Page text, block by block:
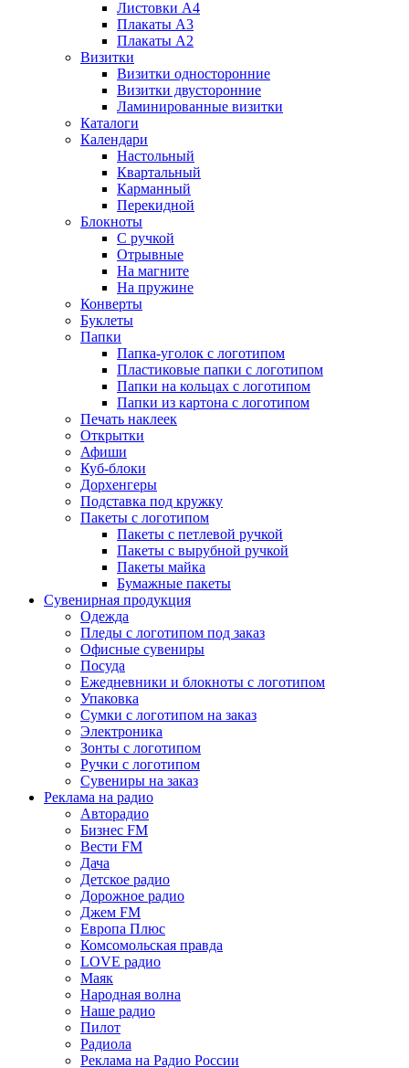
Листовки А4
Плакаты А3
Плакаты А2
Визитки
Визитки односторонние
Визитки двусторонние
Ламинированные визитки
Каталоги
Календари
Настольный
Квартальный
Карманный
Перекидной
Блокноты
С ручкой
Отрывные
На магните
На пружине
Конверты
Буклеты
Папки
Папка-уголок с логотипом
Пластиковые папки с логотипом
Папки на кольцах с логотипом
Папки из картона с логотипом
Печать наклеек
Открытки
Афиши
Куб-блоки
Дорхенгеры
Подставка под кружку
Пакеты с логотипом
Пакеты с петлевой ручкой
Пакеты с вырубной ручкой
Пакеты майка
Бумажные пакеты
Сувенирная продукция
Одежда
Пледы с логотипом под заказ
Офисные сувениры
Посуда
Ежедневники и блокноты с логотипом
Упаковка
Сумки с логотипом на заказ
Электроника
Зонты с логотипом
Ручки с логотипом
Сувениры на заказ
Реклама на радио
Авторадио
Бизнес FM
Вести FM
Дача
Детское радио
Дорожное радио
Джем FM
Европа Плюс
Комсомольская правда
LOVE радио
Маяк
Народная волна
Наше радио
Пилот
Радиола
Реклама на Радио России